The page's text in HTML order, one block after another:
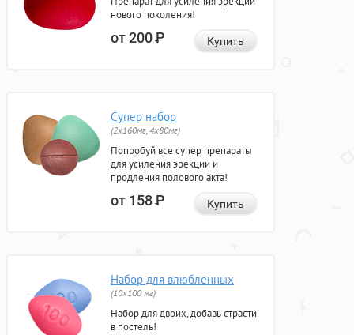
нового поколения!
от 200Р Купить
Супер набор
(2х160мг, 4х80мг)
Попробуй все супер препараты
для усиления эрекции и
продления полового акта!
от 158Р Купить
Набор для влюбленных
(10х100 мг)
Набор для двоих, добавь страсти
в постель!